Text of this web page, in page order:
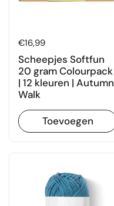
Prijs:
€16,99
Scheepjes Softfun
20 gram Colourpack
| 12 kleuren | Autumn
Walk
Toevoegen